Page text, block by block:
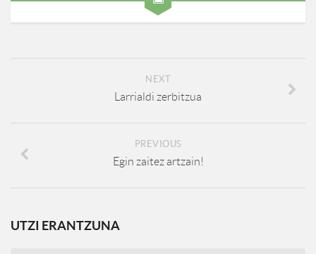
NEXT
Larrialdi zerbitzua
PREVIOUS
Egin zaitez artzain!
UTZI ERANTZUNA